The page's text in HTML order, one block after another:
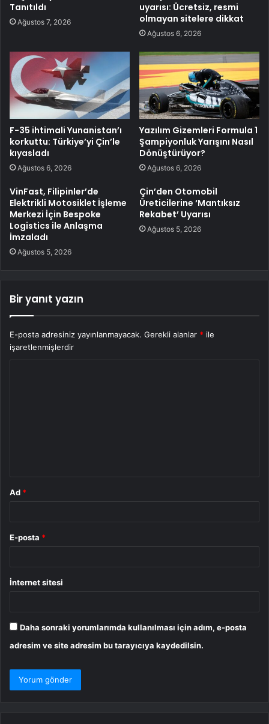
Tanıtıldı
Ağustos 7, 2026
uyarısı: Ücretsiz, resmi
olmayan sitelere dikkat
Ağustos 6, 2026
F-35 ihtimali Yunanistan’ı
korkuttu: Türkiye’yi Çin’le
kıyasladı
Ağustos 6, 2026
Yazılım Gizemleri Formula 1
Şampiyonluk Yarışını Nasıl
Dönüştürüyor?
Ağustos 6, 2026
VinFast, Filipinler’de
Elektrikli Motosiklet İşleme
Merkezi İçin Bespoke
Logistics ile Anlaşma
İmzaladı
Ağustos 5, 2026
Çin’den Otomobil
Üreticilerine ‘Mantıksız
Rekabet’ Uyarısı
Ağustos 5, 2026
Bir yanıt yazın
E-posta adresiniz yayınlanmayacak. Gerekli alanlar * ile
işaretlenmişlerdir
Ad *
E-posta *
İnternet sitesi
Daha sonraki yorumlarımda kullanılması için adım, e-posta
adresim ve site adresim bu tarayıcıya kaydedilsin.